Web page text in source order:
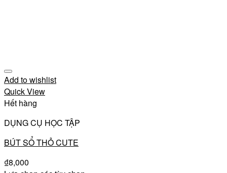
Add to wishlist
Quick View
Hết hàng
DỤNG CỤ HỌC TẬP
BÚT SỔ THỎ CUTE
₫8,000